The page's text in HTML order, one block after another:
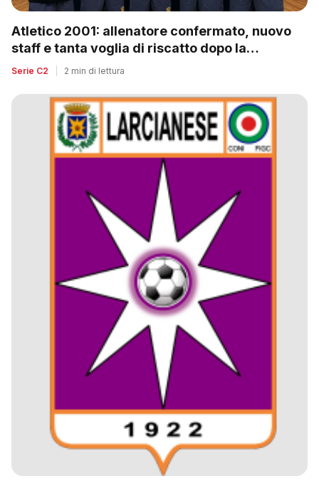
Atletico 2001: allenatore confermato, nuovo
staff e tanta voglia di riscatto dopo la
retrocessione
Serie C2 2 min di lettura